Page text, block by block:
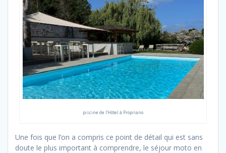
piscine de l’Hôtel à Propriano
Une fois que l’on a compris ce point de détail qui est sans
doute le plus important à comprendre, le séjour moto en